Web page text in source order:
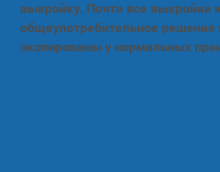
выкройку. Почти все выкройки
общеупотребительное решение
скопированы у нормальных